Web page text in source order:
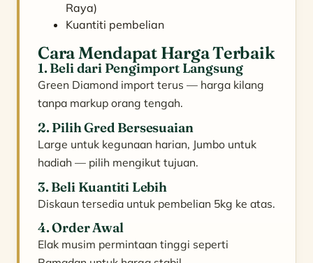
Raya)
Kuantiti pembelian
Cara Mendapat Harga Terbaik
1. Beli dari Pengimport Langsung
Green Diamond import terus — harga kilang
tanpa markup orang tengah.
2. Pilih Gred Bersesuaian
Large untuk kegunaan harian, Jumbo untuk
hadiah — pilih mengikut tujuan.
3. Beli Kuantiti Lebih
Diskaun tersedia untuk pembelian 5kg ke atas.
4. Order Awal
Elak musim permintaan tinggi seperti